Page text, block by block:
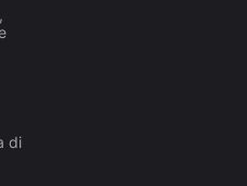
di